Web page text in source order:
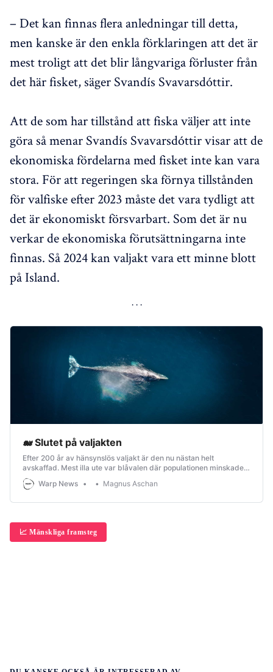
– Det kan finnas flera anledningar till detta,
men kanske är den enkla förklaringen att det är
mest troligt att det blir långvariga förluster från
det här fisket, säger Svandís Svavarsdóttir.
Att de som har tillstånd att fiska väljer att inte
göra så menar Svandís Svavarsdóttir visar att de
ekonomiska fördelarna med fisket inte kan vara
stora. För att regeringen ska förnya tillstånden
för valfiske efter 2023 måste det vara tydligt att
det är ekonomiskt försvarbart. Som det är nu
verkar de ekonomiska förutsättningarna inte
finnas. Så 2024 kan valjakt vara ett minne blott
på Island.
🐋 Slutet på valjakten
Efter 200 år av hänsynslös valjakt är den nu nästan helt
avskaffad. Mest illa ute var blåvalen där populationen minskade
med 98,5 procent på grund av jakt. Nu ser vi hur den återhämtar
sig igen och det finns fler exempel på en positiv utveckling.
Warp News Magnus Aschan
📈 Mänskliga framsteg